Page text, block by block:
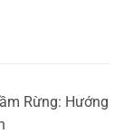
Rừng: Hướng